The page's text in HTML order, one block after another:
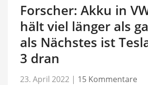
Forscher: Akku in
hält viel länger als
als Nächstes ist
3 dran
23. April 2022 | 15 Kommentare